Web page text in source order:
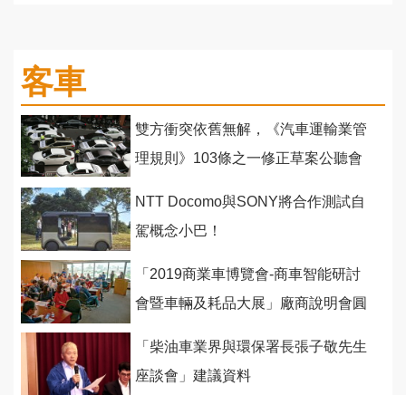
客車
雙方衝突依舊無解，《汽車運輸業管
理規則》103條之一修正草案公聽會
NTT Docomo與SONY將合作測試自
駕概念小巴！
「2019商業車博覽會-商車智能研討
會暨車輛及耗品大展」廠商說明會圓
「柴油車業界與環保署長張子敬先生
座談會」建議資料